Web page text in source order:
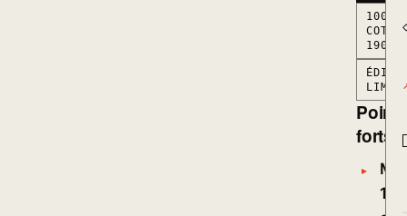
100%
COTON
190G/
forts